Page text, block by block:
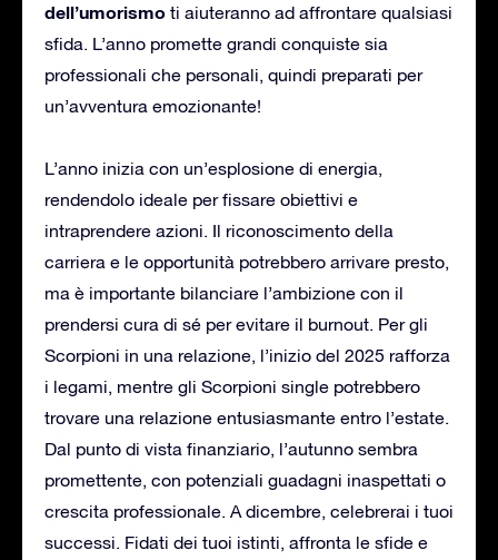
dell’umorismo ti aiuteranno ad affrontare qualsiasi
sfida. L’anno promette grandi conquiste sia
professionali che personali, quindi preparati per
un’avventura emozionante!
L’anno inizia con un’esplosione di energia,
rendendolo ideale per fissare obiettivi e
intraprendere azioni. Il riconoscimento della
carriera e le opportunità potrebbero arrivare presto,
ma è importante bilanciare l’ambizione con il
prendersi cura di sé per evitare il burnout. Per gli
Scorpioni in una relazione, l’inizio del 2025 rafforza
i legami, mentre gli Scorpioni single potrebbero
trovare una relazione entusiasmante entro l’estate.
Dal punto di vista finanziario, l’autunno sembra
promettente, con potenziali guadagni inaspettati o
crescita professionale. A dicembre, celebrerai i tuoi
successi. Fidati dei tuoi istinti, affronta le sfide e